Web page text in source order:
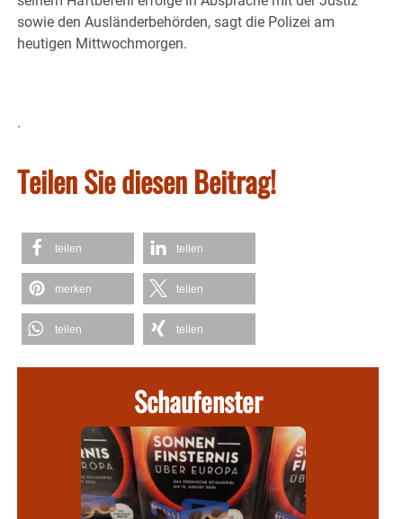
sowie den Ausländerbehörden, sagt die Polizei am
heutigen Mittwochmorgen.
.
Teilen Sie diesen Beitrag!
teilen teilen
merken teilen
teilen teilen
Schaufenster